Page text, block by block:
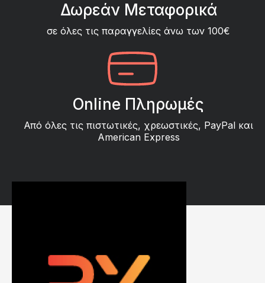
Δωρεάν Μεταφορικά
σε όλες τις παραγγελίες άνω των 100€
Online Πληρωμές
Από όλες τις πιστωτικές, χρεωστικές, PayPal και
American Express